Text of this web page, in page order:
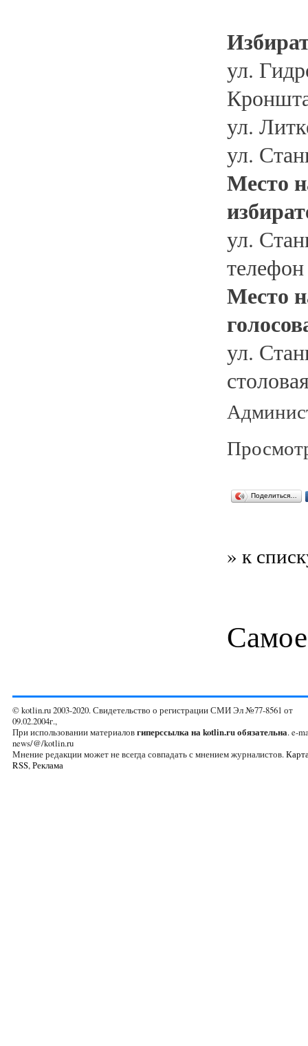
ул.
ул.
ул.
Место
ул.
Место
ул.
Поделиться…
» к
© kotlin.ru 2003-2020. Свидетельство о регистрации СМИ Эл №77-8561 от
09.02.2004г.,
При использовании материаловгиперссылка на kotlin.ru обязательна. e-
news/@/kotlin.ru
Мнение редакции может не всегда совпадать с мнением журналистов.
RSS,Реклама